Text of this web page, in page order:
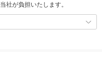
社が負担いたします。